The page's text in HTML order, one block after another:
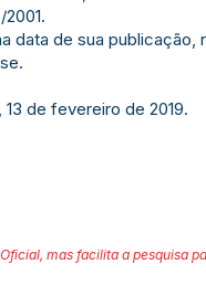
data de sua
de fevereiro de 2019.
mas facilita a pesquisa